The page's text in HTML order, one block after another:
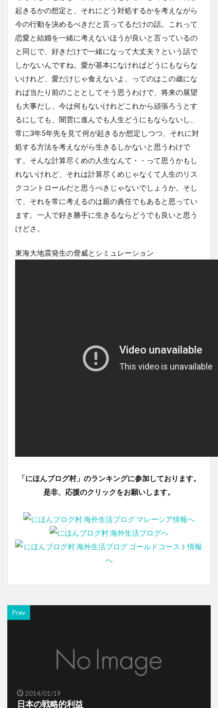
起きるかの想定と、それにどう対処するかを考えながら
今の行動を決めるべきだと言ってるだけの話。これって
恋愛と結婚を一緒に考えないほうが良いと言っているの
と同じで、好きだけで一緒になって大丈夫？という話で
しかないんですね。愛が基本になければどうにもならな
いけれど、愛だけじゃ食えないよ、ってのはこの歳にな
れば当たり前のこととしてそう思うわけで、将来の展望
も大事だし、今は何もないけれどこれから頑張ろうとす
るにしても、闇雲に進んでも人生どうにもならないし、
常に3年5年先を見て何が起きるか想定しつつ、それに対
処する方法を考えながら生きるしかないと思うわけで
す。そんな計算尽くめの人生なんて・・って思うかもし
れないけれど、それは計算尽くめじゃなくて人生のリス
クコントロールだと思うべきじゃないでしょうか。そし
て、それを常に考えるのは親の責任でもあると思ってい
ます。一人で好き勝手に生きるならどうでも良いと思う
けどさ。
東海大地震発生の脅威 とシミュレーション
「にほんブログ村」のランキングに参加しております。
是非、応援のクリックをお願いします。
Prev
2014/01/19
日本の戦略的利益